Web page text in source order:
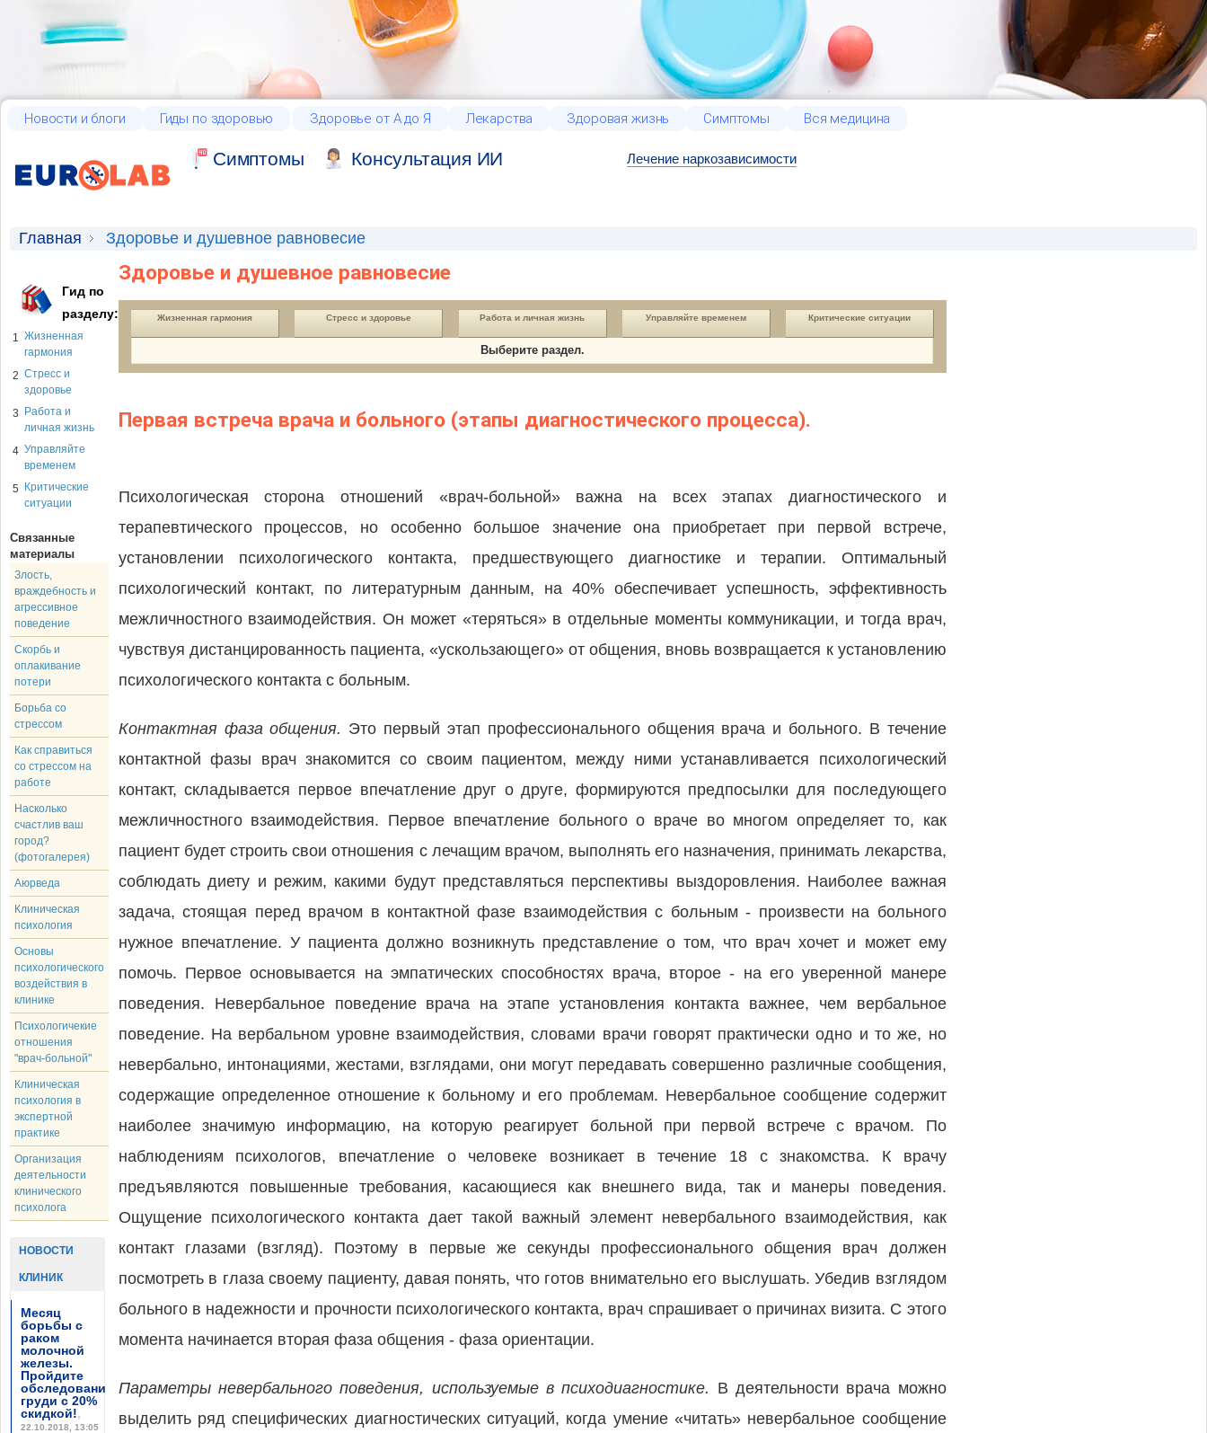
Новости и блоги Гиды по здоровью Здоровье от А до Я Лекарства Здоровая жизнь Симптомы Вся медицина
Cимптомы Консультация ИИ Лечение наркозависимости
Главная Здоровье и душевное равновесие
Гид по
разделу:
1 Жизненная
гармония
2 Стресс и
здоровье
3
Работа и
личная жизнь
4 Управляйте
временем
5
Критические
ситуации
Связанные
материалы
Злость,
враждебность и
агрессивное
поведение
Скорбь и
оплакивание
потери
Борьба со
стрессом
Как справиться
со стрессом на
работе
Насколько
счастлив ваш
город?
(фотогалерея)
Аюрведа
Клиническая
психология
Основы
психологического
воздействия в
клинике
Психологичекие
отношения
"врач-больной"
Клиническая
психология в
экспертной
практике
Организация
деятельности
клинического
психолога
НОВОСТИ
КЛИНИК
Месяц
борьбы с
раком
молочной
железы.
Пройдите
обследование
груди с 20%
скидкой!,
22.10.2018, 13:05
Здоровье и душевное равновесие
Жизненная гармония Стресс и здоровье Работа и личная жизнь Управляйте временем Критические ситуации
Выберите раздел.
Первая встреча врача и больного (этапы диагностического процесса).
Психологическая сторона отношений «врач-больной» важна на всех этапах диагностического и
терапевтического процессов, но особенно большое значение она приобретает при первой встрече,
установлении психологического контакта, предшествующего диагностике и терапии. Оптимальный
психологический контакт, по литературным данным, на 40% обеспечивает успешность, эффективность
межличностного взаимодействия. Он может «теряться» в отдельные моменты коммуникации, и тогда врач,
чувствуя дистанцированность пациента, «ускользающего» от общения, вновь возвращается к установлению
психологического контакта с больным.
Контактная фаза общения. Это первый этап профессионального общения врача и больного. В течение
контактной фазы врач знакомится со своим пациентом, между ними устанавливается психологический
контакт, складывается первое впечатление друг о друге, формируются предпосылки для последующего
межличностного взаимодействия. Первое впечатление больного о враче во многом определяет то, как
пациент будет строить свои отношения с лечащим врачом, выполнять его назначения, принимать лекарства,
соблюдать диету и режим, какими будут представляться перспективы выздоровления. Наиболее важная
задача, стоящая перед врачом в контактной фазе взаимодействия с больным - произвести на больного
нужное впечатление. У пациента должно возникнуть представление о том, что врач хочет и может ему
помочь. Первое основывается на эмпатических способностях врача, второе - на его уверенной манере
поведения. Невербальное поведение врача на этапе установления контакта важнее, чем вербальное
поведение. На вербальном уровне взаимодействия, словами врачи говорят практически одно и то же, но
невербально, интонациями, жестами, взглядами, они могут передавать совершенно различные сообщения,
содержащие определенное отношение к больному и его проблемам. Невербальное сообщение содержит
наиболее значимую информацию, на которую реагирует больной при первой встрече с врачом. По
наблюдениям психологов, впечатление о человеке возникает в течение 18 с знакомства. К врачу
предъявляются повышенные требования, касающиеся как внешнего вида, так и манеры поведения.
Ощущение психологического контакта дает такой важный элемент невербального взаимодействия, как
контакт глазами (взгляд). Поэтому в первые же секунды профессионального общения врач должен
посмотреть в глаза своему пациенту, давая понять, что готов внимательно его выслушать. Убедив взглядом
больного в надежности и прочности психологического контакта, врач спрашивает о причинах визита. С этого
момента начинается вторая фаза общения - фаза ориентации.
Параметры невербального поведения, используемые в психодиагностике. В деятельности врача можно
выделить ряд специфических диагностических ситуаций, когда умение «читать» невербальное сообщение